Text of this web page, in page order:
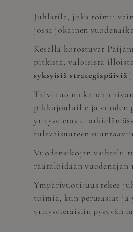
Juhlatila, joka toimii vain
jossa jokainen
Kesällä korostuvat
pitkistä, valoisista
syksyisiä strategiapäiviä
Talvi tuo mukanaan
pikkujouluille ja vuoden
yritysvieras ei
tulevaisuuteen
Vuodenaikojen vaihtelu
räätälöidään
Ympärivuotisuus tekee
toimia, kun perusasiat
yritysvieraisiin pysyvän